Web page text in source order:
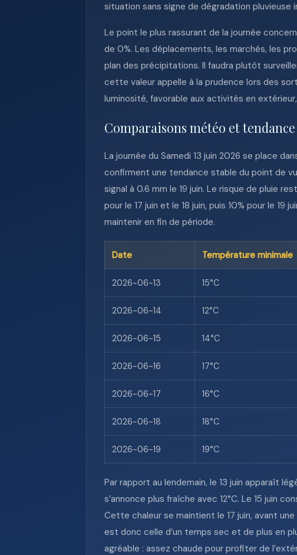
situation sans signe de dégradation pluvieuse
Le point le plus rassurant de la journée
de 0%. Les déplacements, les marchés, les
plan des précipitations. Il faudra plutôt
cette valeur appelle à la prudence lors des
luminosité, favorable aux activités en
Comparaisons météo et
La journée du Samedi 13 juin 2026 se place
confirment une tendance stable du point de
signal à 0.6 mm le 19 juin. Le risque de pluie
pour le 17 juin et le 18 juin, puis 10% pour le
maintenir en fin de période.
Date Température minimale
2026-06-13 15°C
2026-06-14 12°C
2026-06-15 14°C
2026-06-16 17°C
2026-06-17 16°C
2026-06-18 18°C
2026-06-19 19°C
Par rapport au lendemain, le 13 juin apparaît
s’annonce plus fraîche avec 12°C. Le 15 juin
Cette chaleur se maintient le 17 juin, avant
est donc celle d’un temps sec et de plus en
agréable : assez chaude pour profiter de